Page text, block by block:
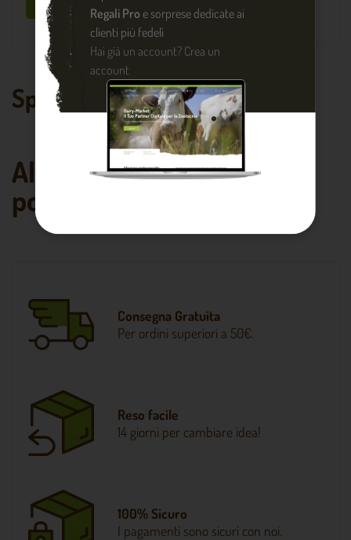
Sii il primo a scrivere una recensione !
Spesso comprati insieme
Altri prodotti che
potrebbero piacerti
Consegna Gratuita
Per ordini superiori a 50€.
Reso facile
14 giorni per cambiare idea!
100% Sicuro
I pagamenti sono sicuri con noi.
Regali Pro e sorprese dedicate ai
clienti più fedeli
Hai già un account? Crea un
account